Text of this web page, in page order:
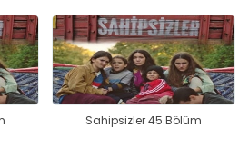
Sahipsizler 45.Bölüm